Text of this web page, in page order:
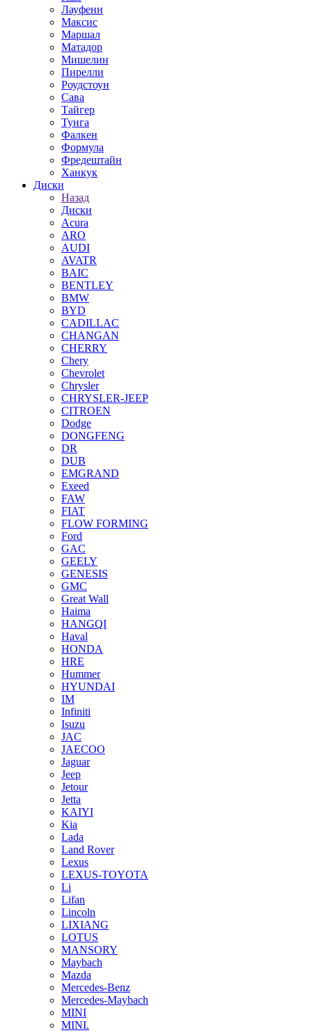
Лауфенн
Максис
Маршал
Матадор
Мишелин
Пирелли
Роудстоун
Сава
Тайгер
Тунга
Фалкен
Формула
Фредештайн
Ханкук
Диски
Назад
Диски
Acura
ARO
AUDI
AVATR
BAIC
BENTLEY
BMW
BYD
CADILLAC
CHANGAN
CHERRY
Chery
Chevrolet
Chrysler
CHRYSLER-JEEP
CITROEN
Dodge
DONGFENG
DR
DUB
EMGRAND
Exeed
FAW
FIAT
FLOW FORMING
Ford
GAC
GEELY
GENESIS
GMC
Great Wall
Haima
HANGQI
Haval
HONDA
HRE
Hummer
HYUNDAI
IM
Infiniti
Isuzu
JAC
JAECOO
Jaguar
Jeep
Jetour
Jetta
KAIYI
Kia
Lada
Land Rover
Lexus
LEXUS-TOYOTA
Li
Lifan
Lincoln
LIXIANG
LOTUS
MANSORY
Maybach
Mazda
Mercedes-Benz
Mercedes-Maybach
MINI
MINI.